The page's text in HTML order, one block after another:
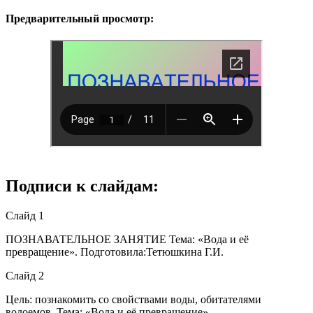
Предварительный просмотр:
Подписи к слайдам:
Слайд 1
ПОЗНАВАТЕЛЬНОЕ ЗАНЯТИЕ Тема: «Вода и её
превращение». Подготовила:Тетюшкина Г.И.
Слайд 2
Цель: познакомить со свойствами воды, обитателями